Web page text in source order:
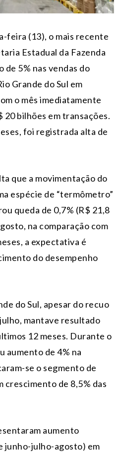
feira (13), o mais recente
Estadual da Fazenda
de 5% nas vendas do
Grande do Sul em
o mês imediatamente
20 bilhões em transações.
foi registrada alta de
que a movimentação do
espécie de “termômetro”
queda de 0,7% (R$ 21,8
na comparação com
a expectativa é
do desempenho
do Sul, apesar do recuo
mantave resultado
12 meses. Durante o
aumento de 4% na
se o segmento de
crescimento de 8,5% das
aumento
julho-agosto) em